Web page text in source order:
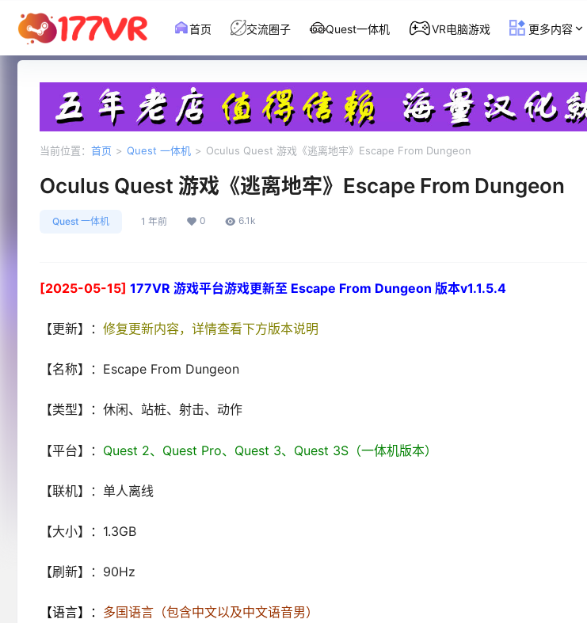
首页 交流圈子 Quest一体机 VR电脑游戏 更多内容
当前位置： 首页 > Quest 一体机 > Oculus Quest 游戏《逃离地牢》Escape From Dungeon
Oculus Quest 游戏《逃离地牢》Escape From Dungeon
Quest 一体机 1 年前 0 6.1k
[2025-05-15] 177VR 游戏平台游戏更新至 Escape From Dungeon 版本v1.1.5.4
【更新】： 修复更新内容，详情查看下方版本说明
【名称】：Escape From Dungeon
【类型】：休闲、站桩、射击、动作
【平台】： Quest 2、Quest Pro、Quest 3、Quest 3S（一体机版本）
【联机】：单人离线
【大小】：1.3GB
【刷新】：90Hz
【语言】： 多国语言（包含中文以及中文语音男）